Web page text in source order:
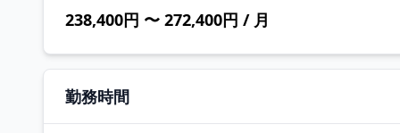
238,400円 〜 272,400円 / 月
勤務時間